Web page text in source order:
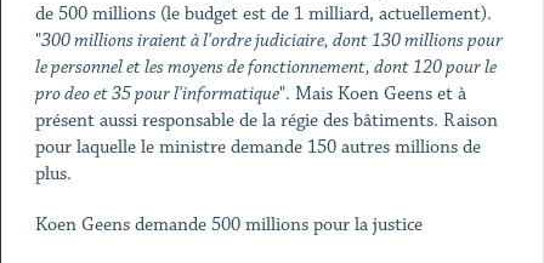
de 500 millions (le budget est de 1 milliard, actuellement).
"300 millions iraient à l'ordre judiciaire, dont 130 millions pour
le personnel et les moyens de fonctionnement, dont 120 pour le
pro deo et 35 pour l'informatique". Mais Koen Geens et à
présent aussi responsable de la régie des bâtiments. Raison
pour laquelle le ministre demande 150 autres millions de
plus.
Koen Geens demande 500 millions pour la justice